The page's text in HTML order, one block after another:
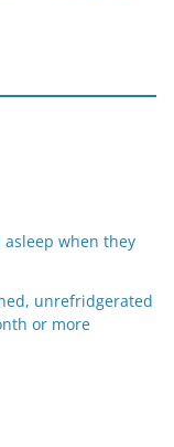
when they
unrefridgerated
or more